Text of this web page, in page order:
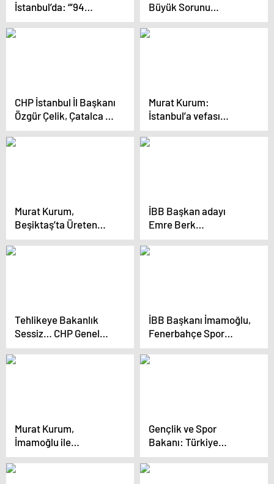
İstanbul’da: “’94
Ruhuyla’ Diyorlar.
Büyük Sorunu
Ekonomik Kriz. 14
Sene Önce 200 Lira,
CHP İstanbul İl Başkanı
Özgür Çelik, Çatalca ve
Üsküdar’da saha
çalışmalarına katıldı
Murat Kurum:
İstanbul’a vefası
olmayanlarla
yönetilemez
Murat Kurum,
Beşiktaş’ta Üreten
İstanbul Büyüten
Türkiye programında
İBB Başkan adayı
Emre Berk
Hacıgüzeller,
İstanbul’da deprem
Tehlikeye Bakanlık
Sessiz… CHP Genel
Başkan Yardımcısı
Ulaş Karasu: “Kim Bu
İBB Başkanı İmamoğlu,
Fenerbahçe Spor
Kulübüne Ziyaret
Gerçekleştirdi
Murat Kurum,
İmamoğlu ile
televizyon programına
çıkmayacağını belirtti
Gençlik ve Spor
Bakanı: Türkiye
Avrupa’nın en modern
spor tesislerine sahip